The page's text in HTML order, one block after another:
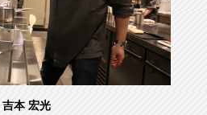
吉本 宏光